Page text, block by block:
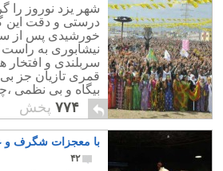
شهر یزد نوروز را
درستی و دقت این
خورشیدی پس از
نیشابوری به راست
سربلندی و افتخار
قمری تازیان جز
بیگاه و بی نظمی
است.۷۷۴ پخش
با معجزات شگرف و
۴۲